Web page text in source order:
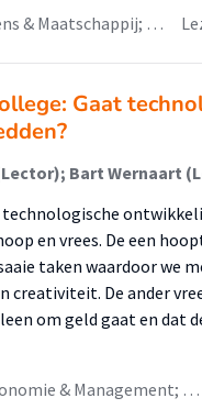
& Maatschappij; …
Gaat
Bart Wernaart
en vrees. De een
taken waardoor we
creativiteit. De ander
om geld gaat en dat
& Management; …